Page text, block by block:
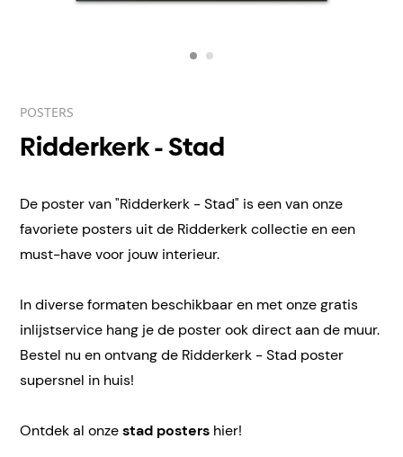
POSTERS
Ridderkerk - Stad
De poster van "Ridderkerk - Stad" is een van onze
favoriete posters uit de Ridderkerk collectie en een
must-have voor jouw interieur.
In diverse formaten beschikbaar en met onze gratis
inlijstservice hang je de poster ook direct aan de muur.
Bestel nu en ontvang de Ridderkerk - Stad poster
supersnel in huis!
Ontdek al onzestad posters hier!